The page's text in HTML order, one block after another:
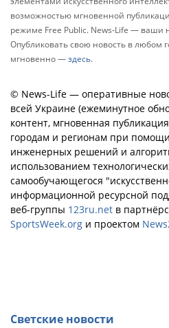
возможностью мгновенной
режиме Free Public. News-Life — ваши
Опубликовать свою новость в любом
мгновенно —здесь.
© News-Life — оперативные
всей Украине (ежеминутное
контент, мгновенная
городам и регионам при
инженерных решений и
использованием
самообучающегося
информационной ресурсной
веб-группы 123ru.net в
SportsWeek.org и проектом
Светские новости